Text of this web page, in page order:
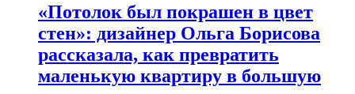
«Потолок был покрашен в цвет
стен»: дизайнер Ольга Борисова
рассказала, как превратить
маленькую квартиру в большую